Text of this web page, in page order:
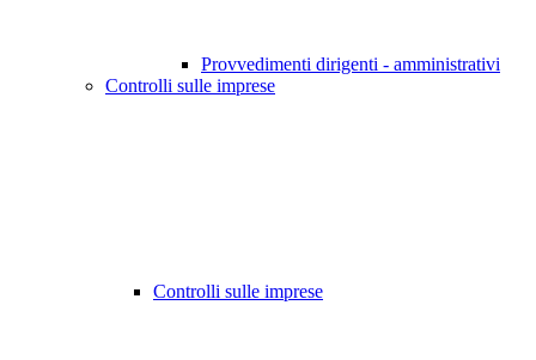
Provvedimenti dirigenti - amministrativi
Controlli sulle imprese
Controlli sulle imprese